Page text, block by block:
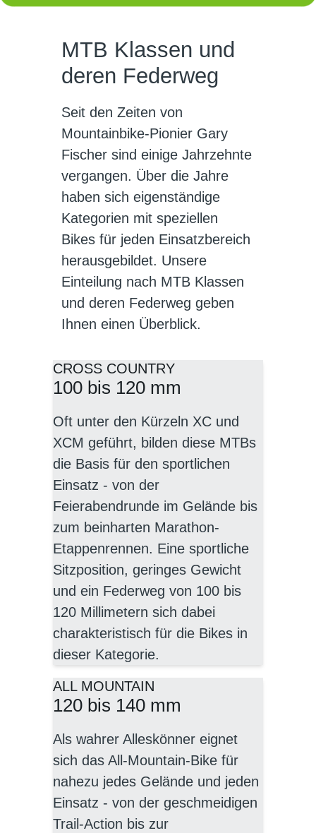
MTB Klassen und
deren Federweg
Seit den Zeiten von
Mountainbike-Pionier Gary
Fischer sind einige Jahrzehnte
vergangen. Über die Jahre
haben sich eigenständige
Kategorien mit speziellen
Bikes für jeden Einsatzbereich
herausgebildet. Unsere
Einteilung nach MTB Klassen
und deren Federweg geben
Ihnen einen Überblick.
CROSS COUNTRY
100 bis 120 mm
Oft unter den Kürzeln XC und
XCM geführt, bilden diese MTBs
die Basis für den sportlichen
Einsatz - von der
Feierabendrunde im Gelände bis
zum beinharten Marathon-
Etappenrennen. Eine sportliche
Sitzposition, geringes Gewicht
und ein Federweg von 100 bis
120 Millimetern sich dabei
charakteristisch für die Bikes in
dieser Kategorie.
ALL MOUNTAIN
120 bis 140 mm
Als wahrer Alleskönner eignet
sich das All-Mountain-Bike für
nahezu jedes Gelände und jeden
Einsatz - von der geschmeidigen
Trail-Action bis zur